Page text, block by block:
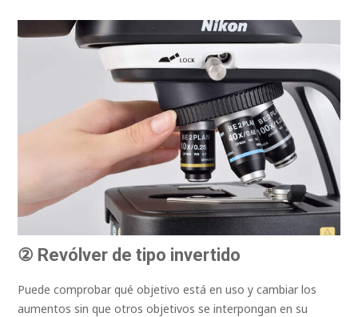
② Revólver de tipo invertido
Puede comprobar qué objetivo está en uso y cambiar los
aumentos sin que otros objetivos se interpongan en su